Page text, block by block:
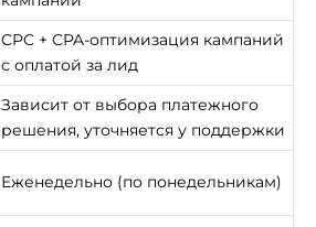
CPC + CPA-оптимизация кампаний
с оплатой за лид
Зависит от выбора платежного
решения, уточняется у поддержки
Еженедельно (по понедельникам)